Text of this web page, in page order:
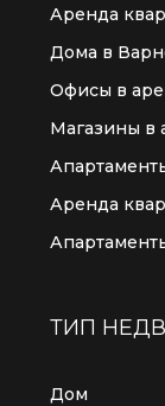
Аренда
Дома в
Офисы в
Магазины в
Аренда
ТИП
Дом